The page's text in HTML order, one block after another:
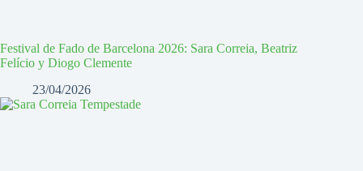
Festival de Fado de Barcelona 2026: Sara Correia, Beatriz
Felício y Diogo Clemente
23/04/2026